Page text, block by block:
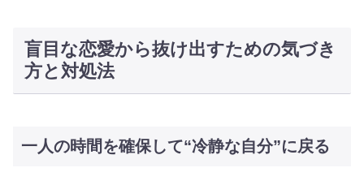
盲目な恋愛から抜け出すための気づき
方と対処法
一人の時間を確保して“冷静な自分”に戻る